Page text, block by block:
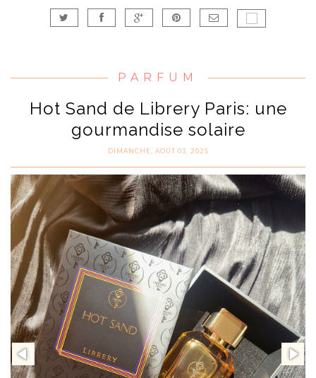
PARFUM
Hot Sand de Librery Paris: une
gourmandise solaire
DIMANCHE, AOÛT 03, 2025